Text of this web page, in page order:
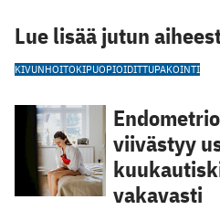
Lue lisää jutun
KIVUNHOITOKIPUOPIOIDITTUPAKOINTI
viivästyy
vakavasti